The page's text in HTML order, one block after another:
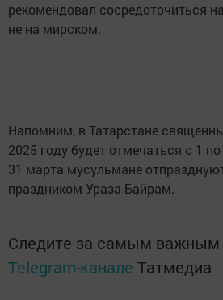
рекомендовал сосредоточиться
не на мирском.
Напомним, в Татарстане
2025 году будет отмечаться с 1
31 марта мусульмане
праздником Ураза-Байрам.
Следите за самым важным
Telegram-канале Татмедиа